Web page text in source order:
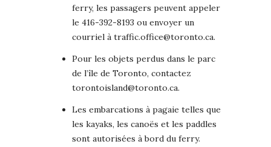
ferry, les passagers peuvent appeler
le 416-392-8193 ou envoyer un
courriel à traffic.office@toronto.ca.
Pour les objets perdus dans le parc
de l’île de Toronto, contactez
torontoisland@toronto.ca.
Les embarcations à pagaie telles que
les kayaks, les canoës et les paddles
sont autorisées à bord du ferry.